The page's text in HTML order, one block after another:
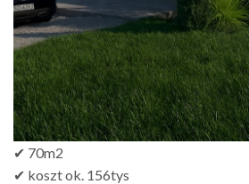
✔ 70m2
✔ koszt ok. 156tys